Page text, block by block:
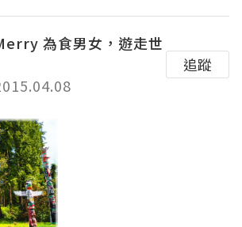
為食男女，遊走世
追蹤